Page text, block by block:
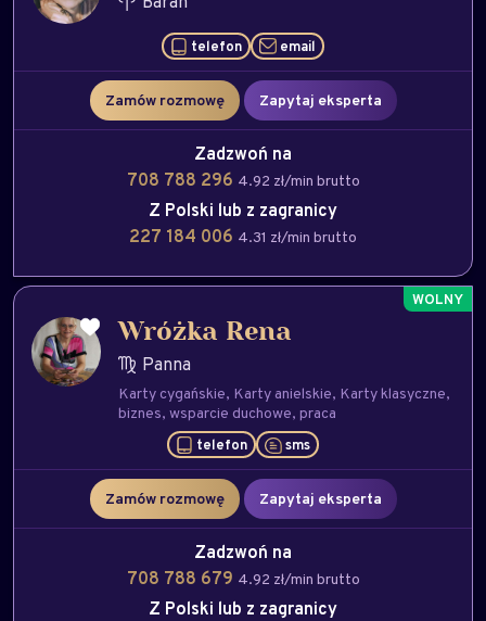
telefon email
Zamów rozmowę Zapytaj eksperta
Zadzwoń na
708 788 296 4.92 zł/min brutto
Z Polski lub z zagranicy
227 184 006 4.31 zł/min brutto
Wróżka Rena
Panna
Karty cygańskie Karty anielskie Karty klasyczne
biznes wsparcie duchowe praca
telefon sms
Zamów rozmowę Zapytaj eksperta
Zadzwoń na
708 788 679 4.92 zł/min brutto
Z Polski lub z zagranicy